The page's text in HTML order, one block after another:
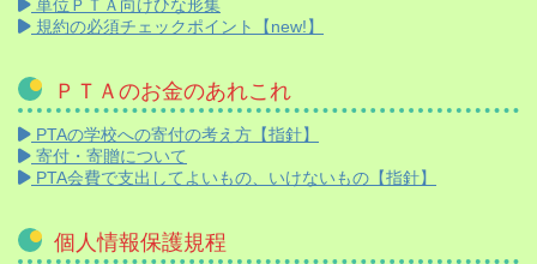
単位ＰＴＡ向けひな形集
規約の必須チェックポイント【new!】
ＰＴＡのお金のあれこれ
PTAの学校への寄付の考え方【指針】
寄付・寄贈について
PTA会費で支出してよいもの、いけないもの【指針】
個人情報保護規程